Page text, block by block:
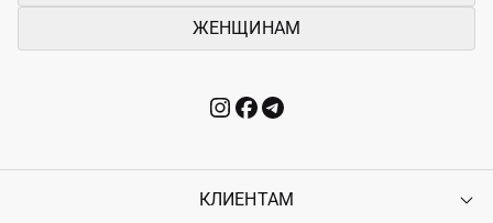
ЖЕНЩИНАМ
КЛИЕНТАМ